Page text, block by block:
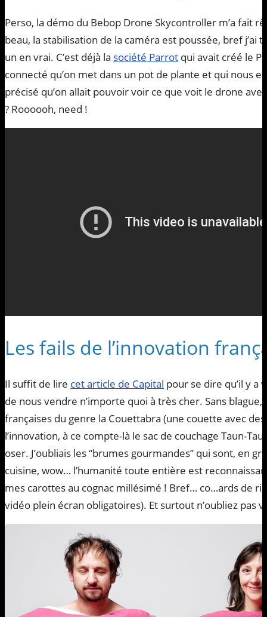
Perso, la démo du Bebop Drone Skycontroller m’a fait
beau, la stabilisation de la caméra est poussée, bref j’ai
un en vrai. C’est déjà la société Parrot qui avait créé le
connecté qu’on met dans un pot de plante et qui nous
précisé qu’on allait pouvoir voir ce que voit le drone
? Roooooh, need !
Les fails de l’innovation
Il suffit de lire cet article de Capital pour se dire qu’il y a
de nous vendre n’importe quoi à très cher. Sans
françaises du genre la Couettabra (une couette avec
l’innovation, à ce compte-là le sac de couchage Taun-
oser. J’oubliais les “brumes gourmandes” qui sont, en
cuisine, wow… l’humanité toute entière est
mes carottes au cognac millésimé ! Bref… co…ards de
vidéo plein écran obligatoires). Et surtout n’oubliez pas